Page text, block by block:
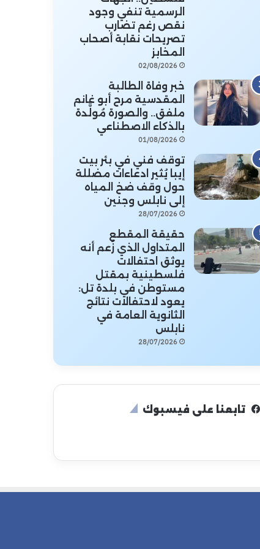
الرسمية تنفي وجود
نقص رغم تضارب
تصريحات نقابة أصحاب
المخابز
02/08/2026
خبر وفاة الطالبة
المقدسية مرح أبو غانم
ملفق.. والصورة مُولَّدة
بالذكاء الاصطناعي
01/08/2026
توقف فني في بئر بيت
إيبا يُثير ادعاءات مضللة
حول وقف ضخ المياه
إلى نابلس وجنين
28/07/2026
حقيقة المقطع
المتداول الذي زُعم أنه
يوثق احتفالات
فلسطينية بمقتل
مستوطن في بلدة تل:
يعود لاحتفالات نتائج
الثانوية العامة في
نابلس
28/07/2026
تابعنا على فيسبوك